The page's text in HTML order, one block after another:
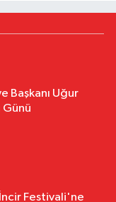
Başkanı Uğur
Günü
Festivali'ne